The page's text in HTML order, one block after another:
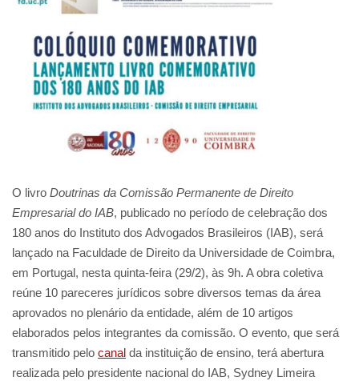
O livro Doutrinas da Comissão Permanente de Direito
Empresarial do IAB, publicado no período de celebração dos
180 anos do Instituto dos Advogados Brasileiros (IAB), será
lançado na Faculdade de Direito da Universidade de Coimbra,
em Portugal, nesta quinta-feira (29/2), às 9h. A obra coletiva
reúne 10 pareceres jurídicos sobre diversos temas da área
aprovados no plenário da entidade, além de 10 artigos
elaborados pelos integrantes da comissão. O evento, que será
transmitido pelo canal da instituição de ensino, terá abertura
realizada pelo presidente nacional do IAB, Sydney Limeira